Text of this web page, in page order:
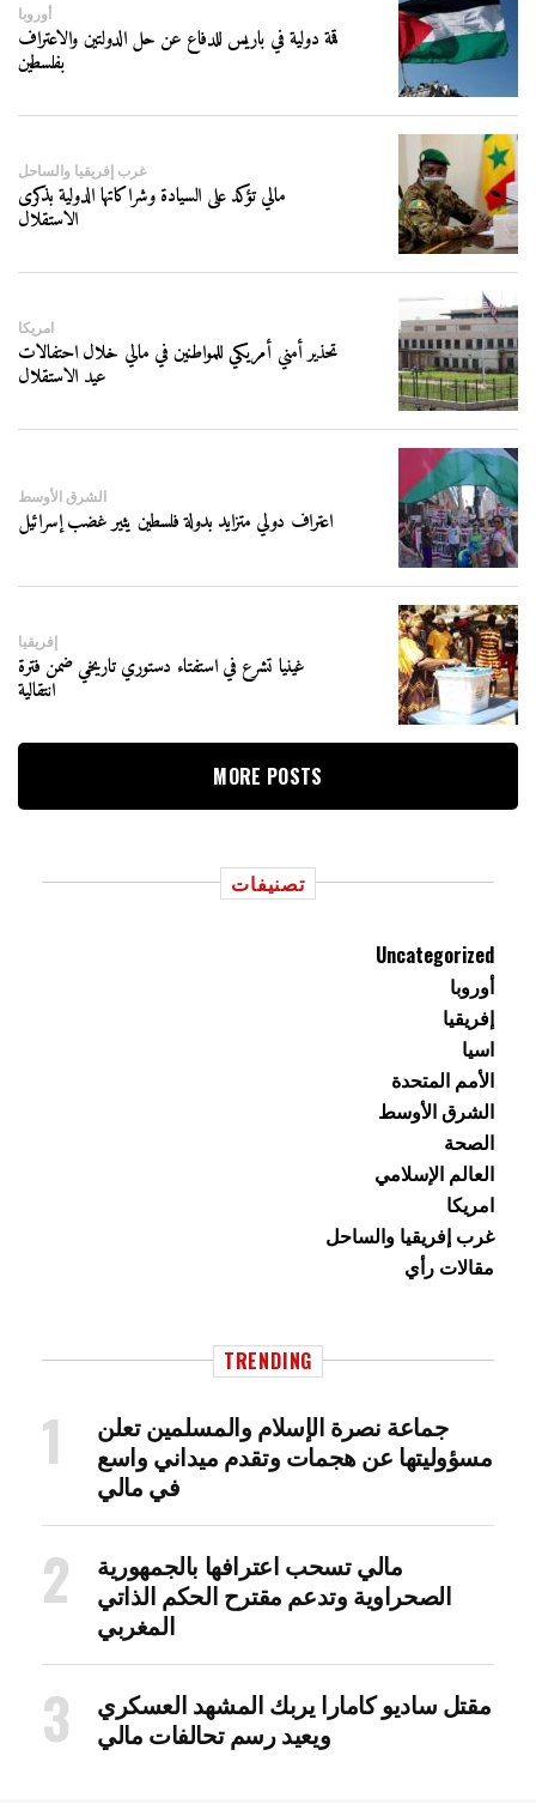
أوروبا
قمة دولية في باريس للدفاع عن حل الدولتين والاعتراف
بفلسطين
غرب إفريقيا والساحل
مالي تؤكد على السيادة وشراكاتها الدولية بذكرى
الاستقلال
امريكا
تحذير أمني أمريكي للمواطنين في مالي خلال احتفالات
عيد الاستقلال
الشرق الأوسط
اعتراف دولي متزايد بدولة فلسطين يثير غضب إسرائيل
إفريقيا
غينيا تشرع في استفتاء دستوري تاريخي ضمن فترة
انتقالية
MORE POSTS
تصنيفات
Uncategorized
أوروبا
إفريقيا
اسيا
الأمم المتحدة
الشرق الأوسط
الصحة
العالم الإسلامي
امريكا
غرب إفريقيا والساحل
مقالات رأي
TRENDING
جماعة نصرة الإسلام والمسلمين تعلن
مسؤوليتها عن هجمات وتقدم ميداني واسع
في مالي
مالي تسحب اعترافها بالجمهورية
الصحراوية وتدعم مقترح الحكم الذاتي
المغربي
مقتل ساديو كامارا يربك المشهد العسكري
ويعيد رسم تحالفات مالي